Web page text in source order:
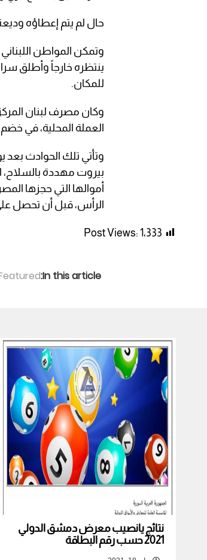
حال لم يتم إعطاؤه
ينتظره خارجاً وأطلق
للمكان.
وكان مصرف لبنان
العملة المحلية، في
وتأتي تلك الحوادث
بيروت مهددة بالسلاح،
أموالها التي حجزها
الرأس، قبل أن تحصل على مبلغ (13 ألف دولار)
Post Views: 1٬333
In this article:
نتائج يانصيب معرض دمشق الدولي
2021 حسب رقم البطاقة